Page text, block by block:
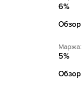
6%
Обзор
Маржа:
5%
Обзор